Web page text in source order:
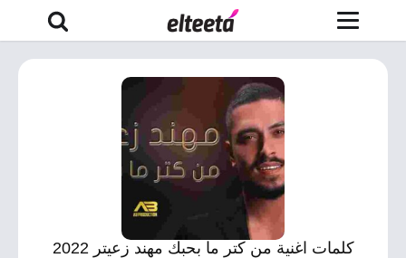
كلمات اغنية من كتر ما بحبك مهند زعيتر 2022